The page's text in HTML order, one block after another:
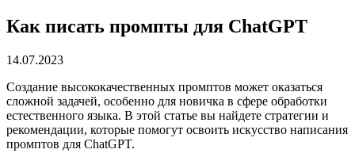
Как писать промпты для ChatGPT
14.07.2023
Создание высококачественных промптов может оказаться
сложной задачей, особенно для новичка в сфере обработки
естественного языка. В этой статье вы найдете стратегии и
рекомендации, которые помогут освоить искусство написания
промптов для ChatGPT.